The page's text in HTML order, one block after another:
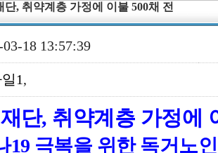
, 취약계층 가정에 이불 500채 전
18 13:57:39
1,
단, 취약계층 가정에
19 극복을 위한 독거노인